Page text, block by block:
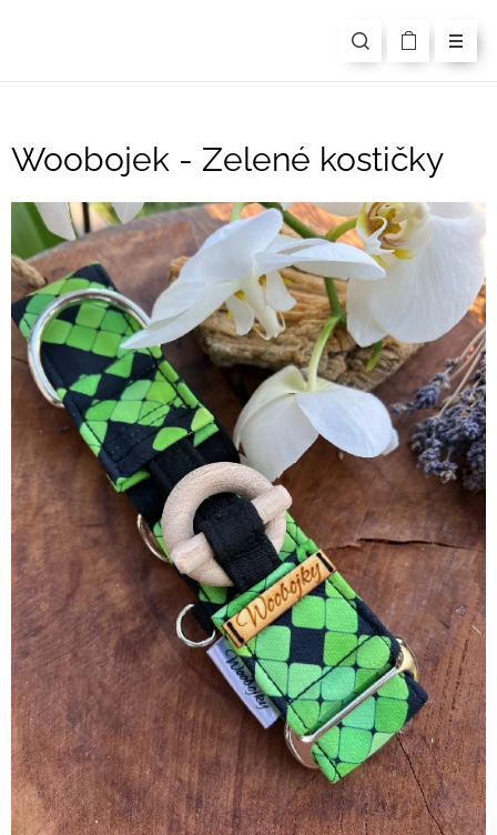
Woobojek - Zelené kostičky